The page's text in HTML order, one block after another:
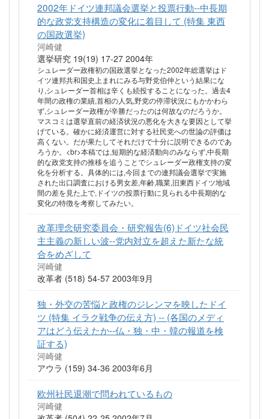
2002年ドイツ連邦議会選挙と投票行動--中長期
的な政党支持構造の変化に着目して (特集 東西
の国政選挙)
河崎健
選挙研究 19(19) 17-27 2004年
シュレーダー政権初の国政選挙となった2002年総選挙はド
イツ連邦共和国史上まれにみる与野党伯仲という結果にな
り,シュレーダー首相は辛くも続投することになった。過去4
年間の政権の業績,首相の人気,野党の停滞状況にもかかわら
ず,シュレーダー政権が辛勝だったのは何故なのだろうか。
マスコミは選挙直前の経済状況の悪化を大きな要因として挙
げている。確かに経済運営に対する社民党への世論の評価は
高くない。だが果たしてそれだけで十分に説明できるのであ
ろうか。<br>本稿では,短期的な経済動向のみならず,中長期
的な政党支持の推移を追うことでシュレーダー政権支持の変
化を分析する。具体的には,今回までの連邦議会選挙で実施
された出口調査における男女差,年齢,職業,旧東西ドイツ地域
間の差を見た上で,ドイツの投票行動に見られる中長期的な
変化の特徴を考察してみたい。
改革理念研究委員会・研究報告(6)ドイツ社会民
主主義の新しい波--党内対立を超えた新たな統
合をめざして
河崎健
改革者 (518) 54-57 2003年9月
独・外交の苦悩と政権のジレンマを映したドイ
ツ (特集 イラク戦争の伝え方) -- (各国のメディ
アはどう伝えたか--仏・独・中・韓の報道を検
証する)
河崎健
アウラ (159) 34-36 2003年6月
欧州社民退潮で問われているもの
河崎健